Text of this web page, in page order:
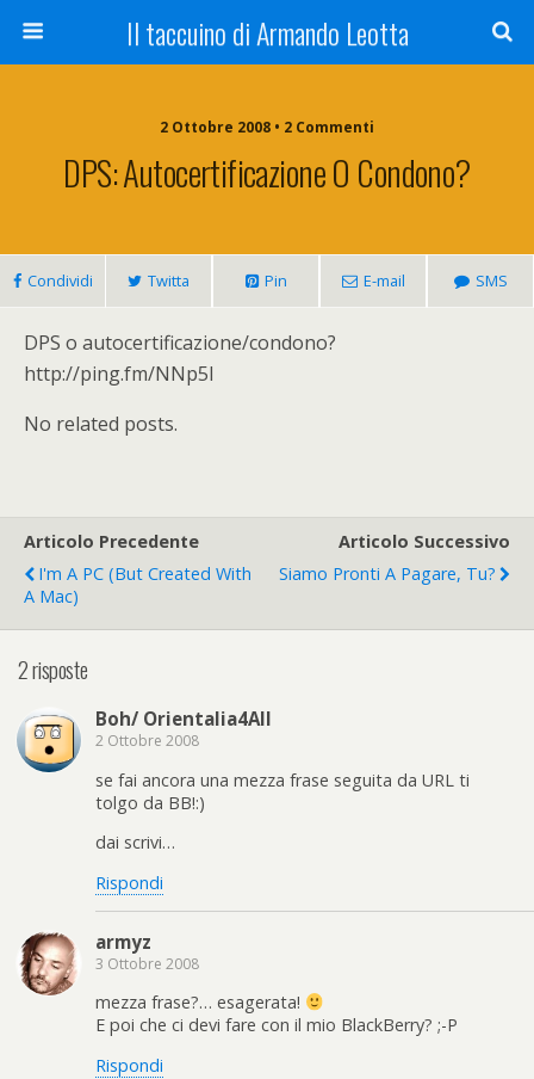
Il taccuino di Armando Leotta
2 Ottobre 2008 • 2 Commenti
DPS: Autocertificazione O Condono?
Condividi Twitta Pin E-mail SMS
DPS o autocertificazione/condono?
http://ping.fm/NNp5l
No related posts.
Articolo Precedente
I'm A PC (but Created With
A Mac)
Articolo Successivo
Siamo Pronti A Pagare, Tu?
2 risposte
Boh/ Orientalia4All
2 Ottobre 2008
se fai ancora una mezza frase seguita da URL ti
tolgo da BB!:)
dai scrivi…
Rispondi
armyz
3 Ottobre 2008
mezza frase?… esagerata!
E poi che ci devi fare con il mio BlackBerry? ;-P
Rispondi